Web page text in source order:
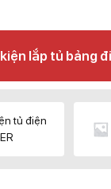
lắp tủ bảng
tủ điện